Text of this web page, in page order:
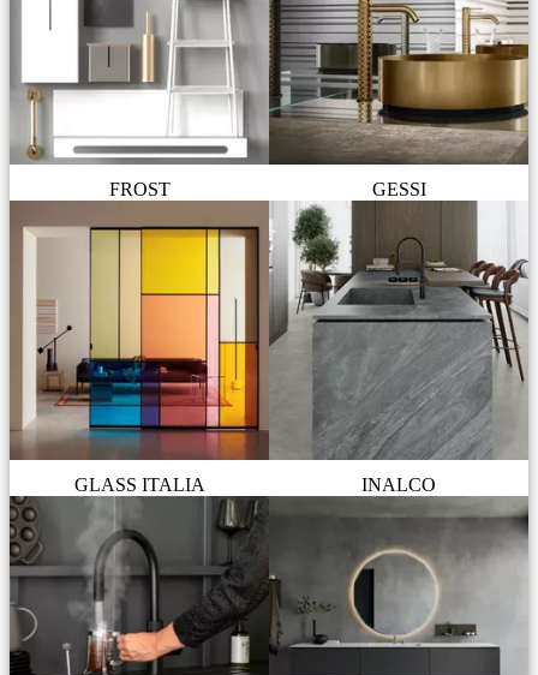
FROST GESSI
GLASS ITALIA INALCO